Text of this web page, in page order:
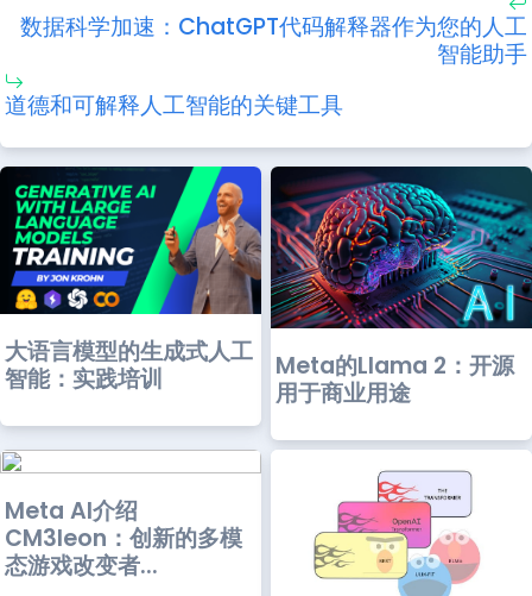
数据科学加速：ChatGPT代码解释器作为您的人工
智能助手
道德和可解释人工智能的关键工具
大语言模型的生成式人工
智能：实践培训
Meta的Llama 2：开源
用于商业用途
Meta AI介绍
CM3leon：创新的多模
态游戏改变者...